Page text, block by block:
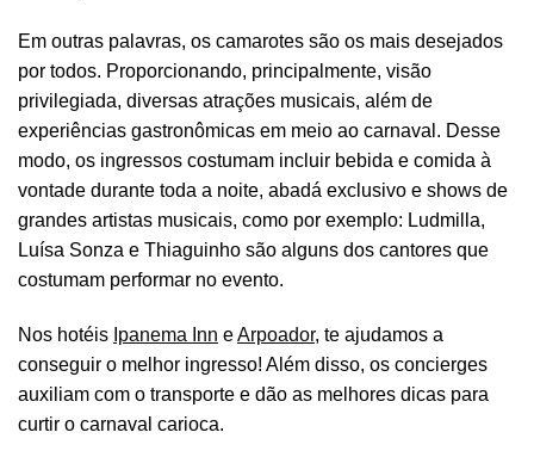
Em outras palavras, os camarotes são os mais desejados
por todos. Proporcionando, principalmente, visão
privilegiada, diversas atrações musicais, além de
experiências gastronômicas em meio ao carnaval. Desse
modo, os ingressos costumam incluir bebida e comida à
vontade durante toda a noite, abadá exclusivo e shows de
grandes artistas musicais, como por exemplo: Ludmilla,
Luísa Sonza e Thiaguinho são alguns dos cantores que
costumam performar no evento.
Nos hotéis Ipanema Inn eArpoador, te ajudamos a
conseguir o melhor ingresso! Além disso, os concierges
auxiliam com o transporte e dão as melhores dicas para
curtir o carnaval carioca.